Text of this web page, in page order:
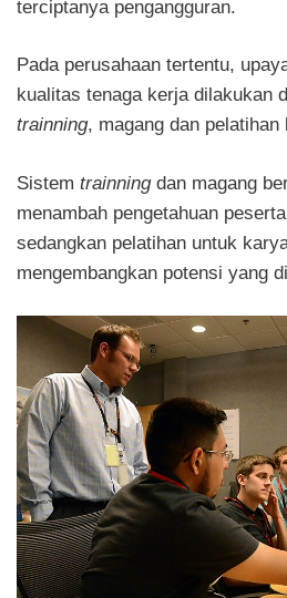
terciptanya pengangguran.
Pada perusahaan tertentu,
kualitas tenaga kerja dilakukan
trainning, magang dan
Sistem trainningdan magang
menambah pengetahuan
sedangkan pelatihan untuk
mengembangkan potensi yang